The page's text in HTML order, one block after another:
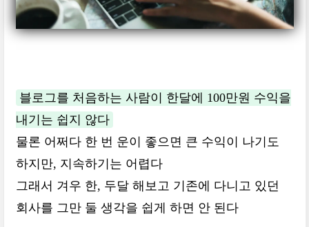
블로그를 처음하는 사람이 한달에 100만원 수익을
내기는 쉽지 않다
물론 어쩌다 한 번 운이 좋으면 큰 수익이 나기도
하지만, 지속하기는 어렵다
그래서 겨우 한, 두달 해보고 기존에 다니고 있던
회사를 그만 둘 생각을 쉽게 하면 안 된다